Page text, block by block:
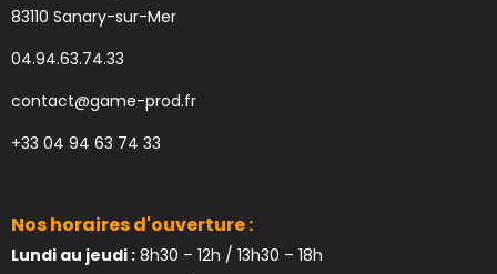
83110 Sanary-sur-Mer
04.94.63.74.33
contact@game-prod.fr
+33 04 94 63 74 33
Nos horaires d'ouverture :
Lundi au jeudi : 8h30 – 12h / 13h30 – 18h